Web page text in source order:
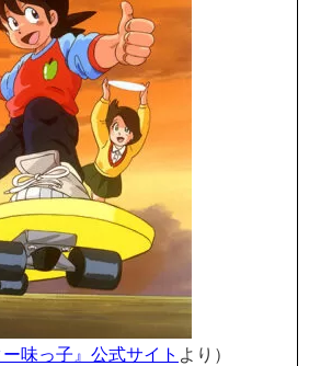
ー味っ子』公式サイト より）